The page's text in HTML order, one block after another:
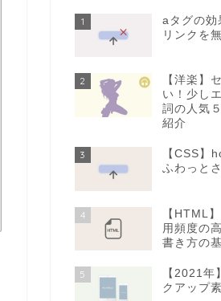
1
aタグの効
リンクを
2
【洋楽】
い！少し
詞の人気
紹介
3
【CSS】
ふわっと
4
【HTML
用頻度の
書き方の
5
【2021年
クアップ